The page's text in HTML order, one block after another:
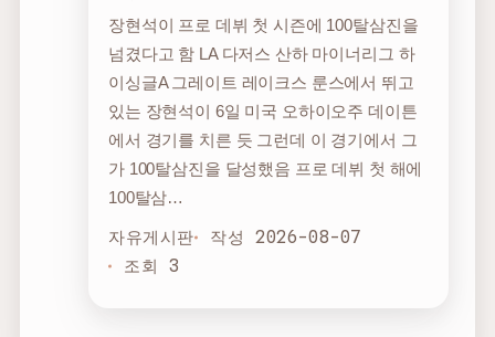
장현석이 프로 데뷔 첫 시즌에 100탈삼진을
넘겼다고 함 LA 다저스 산하 마이너리그 하
이싱글A 그레이트 레이크스 룬스에서 뛰고
있는 장현석이 6일 미국 오하이오주 데이튼
에서 경기를 치른 듯 그런데 이 경기에서 그
가 100탈삼진을 달성했음 프로 데뷔 첫 해에
100탈삼…
자유게시판
작성 2026-08-07
조회 3